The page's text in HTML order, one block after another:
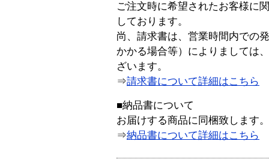
ご注文時に希望されたお客様に
しております。
尚、請求書は、営業時間内での
かかる場合等）によりましては
ざいます。
⇒請求書について詳細はこちら
■納品書について
お届けする商品に同梱致します。
⇒納品書について詳細はこちら